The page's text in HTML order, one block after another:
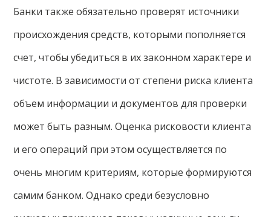
Банки также обязательно проверят источники
происхождения средств, которыми пополняется
счет, чтобы убедиться в их законном характере и
чистоте. В зависимости от степени риска клиента
объем информации и документов для проверки
может быть разным. Оценка рисковости клиента
и его операций при этом осуществляется по
очень многим критериям, которые формируются
самим банком. Однако среди безусловно